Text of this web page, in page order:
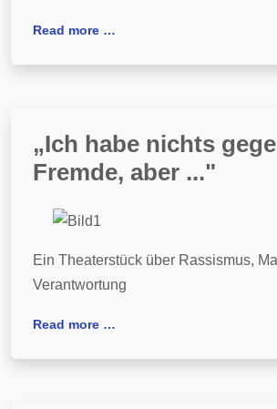
Read more …
„Ich habe nichts
Fremde, aber ..."
Ein Theaterstück über Rassismus,
Verantwortung
Read more …